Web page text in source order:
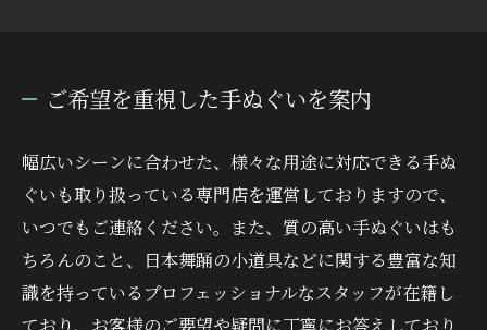
ご希望を重視した手ぬぐいを案内
幅広いシーンに合わせた、様々な用途に対応できる手ぬ
ぐいも取り扱っている専門店を運営しておりますので、
いつでもご連絡ください。また、質の高い手ぬぐいはも
ちろんのこと、日本舞踊の小道具などに関する豊富な知
識を持っているプロフェッショナルなスタッフが在籍し
ており、お客様のご要望や疑問に丁寧にお答えしており